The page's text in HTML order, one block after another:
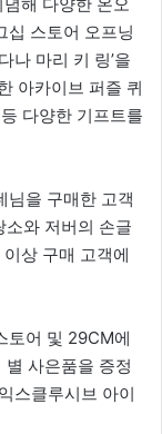
해 다양한 온오
십 스토어 오프닝
나 마리 키 링’을
아카이브 퍼즐 퀴
다양한 기프트를
님을 구매한 고객
소와 저버의 손글
상 구매 고객에
토어 및 29CM에
사은품을 증정
스클루시브 아이